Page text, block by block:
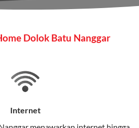
tinggi.
bisnis.
berbagai pilihan paket IndiHome
Dolok Batu Nanggar
Internet